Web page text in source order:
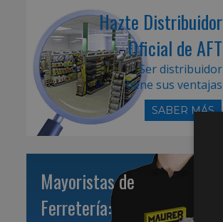
Hazte Distribuidor
Oficial de AFT
Ser distribuidor
tiene sus ventajas
SABER MÁS
Mayoristas de
Ferretería: